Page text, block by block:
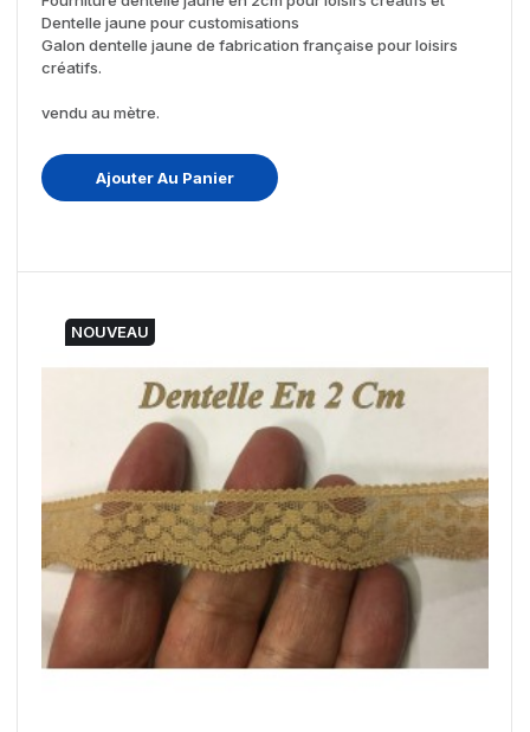
Dentelle jaune pour customisations
Galon dentelle jaune de fabrication française pour loisirs
créatifs.
vendu au mètre.
Ajouter Au Panier
NOUVEAU